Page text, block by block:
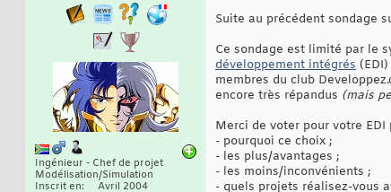
Ingénieur - Chef de projet
Modélisation/Simulation
Inscrit en
Avril 2004
Suite au précédent sondage
Ce sondage est limité par le
développement intégrés
membres du club
encore très répandus (mais
Merci de voter pour votre
- pourquoi ce choix ;
- les plus/avantages ;
- les moins/inconvénients ;
- quels projets réalisez-vous